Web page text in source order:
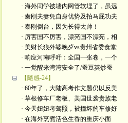
· 海外同学被墙内网管软埋了，虽远
· 秦刚夫妻凭自身优势及拍马屁功夫
· 秦刚倒台，因为长得太帅！
· 厉害国不厉害，漂亮国不漂亮，相
· 美财长狼外婆晚歺vs贵州省委食堂
· 响应河南呼吁：全国一张卷，一个
· 一觉醒来湾湾安全了/蚕豆荚炒蚕
【隨感-24】
· 60年了，大陆高考作文题仍以反美
· 草根修车厂老板、美国世袭贵族老
· 今天妞妞考驾照，被撞坏的车修好
· 在海外烹煮活色生香的重庆小面